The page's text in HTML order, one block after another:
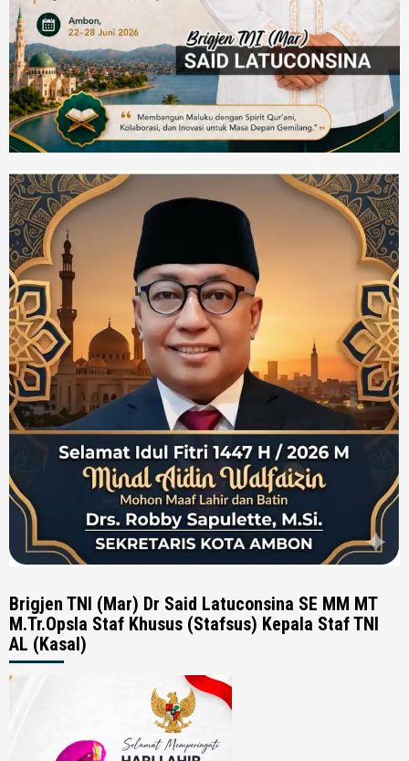
Brigjen TNI (Mar) Dr Said Latuconsina SE MM MT
M.Tr.Opsla Staf Khusus (Stafsus) Kepala Staf TNI
AL (Kasal)